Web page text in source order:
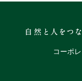
コーポ